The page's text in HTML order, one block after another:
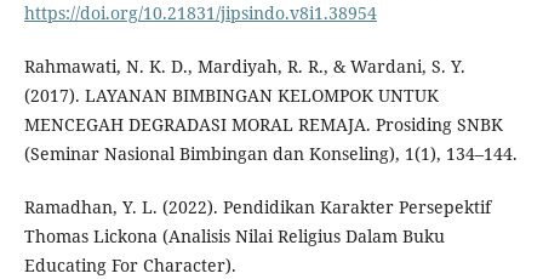
https://doi.org/10.21831/jipsindo.v8i1.38954
Rahmawati, N. K. D., Mardiyah, R. R., & Wardani, S. Y.
(2017). LAYANAN BIMBINGAN KELOMPOK UNTUK
MENCEGAH DEGRADASI MORAL REMAJA. Prosiding SNBK
(Seminar Nasional Bimbingan dan Konseling), 1(1), 134–144.
Ramadhan, Y. L. (2022). Pendidikan Karakter Persepektif
Thomas Lickona (Analisis Nilai Religius Dalam Buku
Educating For Character).